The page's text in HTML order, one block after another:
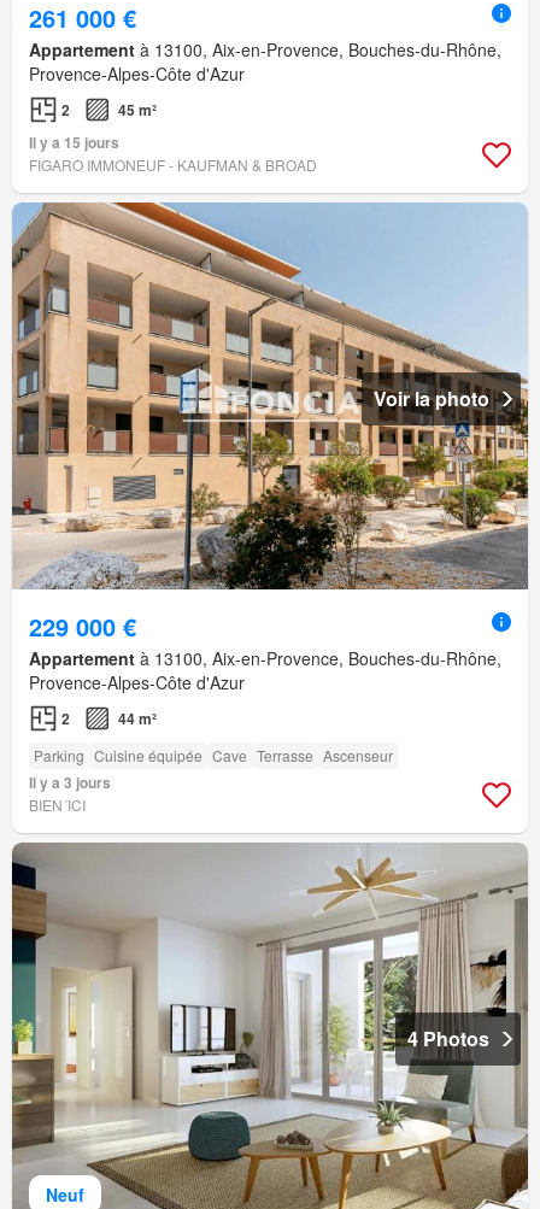
261 000 €
Appartement à 13100, Aix-en-Provence, Bouches-du-Rhône,
Provence-Alpes-Côte d'Azur
2
45 m²
Il y a 15 jours
FIGARO IMMONEUF - KAUFMAN & BROAD
Voir la photo
229 000 €
Appartement à 13100, Aix-en-Provence, Bouches-du-Rhône,
Provence-Alpes-Côte d'Azur
2 44 m²
Parking Cuisine équipée Cave Terrasse Ascenseur
Il y a 3 jours
BIEN´ICI
Neuf
4 Photos